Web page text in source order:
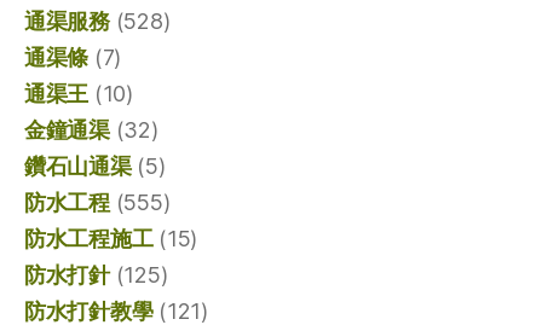
通渠服務(528)
通渠條 (7)
通渠王 (10)
金鐘通渠(32)
鑽石山通渠(5)
防水工程(555)
防水工程施工(15)
防水打針(125)
防水打針教學(121)